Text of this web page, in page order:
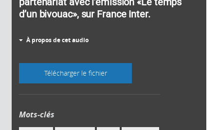
d’un bivouac», sur France Inter.
À propos de cet audio
Télécharger le fichier
Mots-clés